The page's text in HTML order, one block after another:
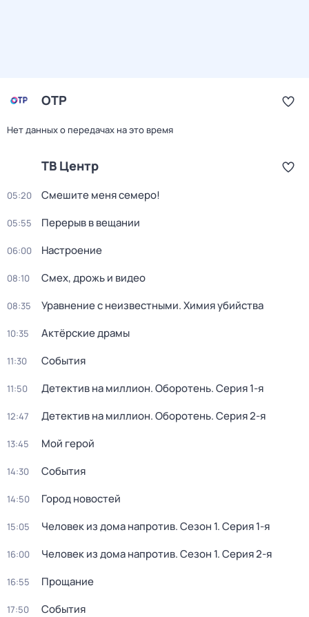
ОТР
Нет данных о передачах на это время
ТВ Центр
05:20 Смешите меня семеро!
05:55 Перерыв в вещании
06:00 Настроение
08:10 Смех, дрожь и видео
08:35 Уравнение с неизвестными. Химия убийства
10:35 Актёрские драмы
11:30 События
11:50 Детектив на миллион. Оборотень. Серия 1-я
12:47 Детектив на миллион. Оборотень. Серия 2-я
13:45 Мой герой
14:30 События
14:50 Город новостей
15:05 Человек из дома напротив. Сезон 1. Серия 1-я
16:00 Человек из дома напротив. Сезон 1. Серия 2-я
16:55 Прощание
17:50 События